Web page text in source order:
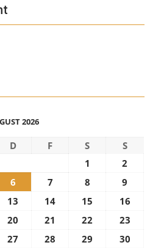
2026
D F S
S
1
2
6 7 8
9
13 14 15
16
20 21 22
23
27 28 29
30